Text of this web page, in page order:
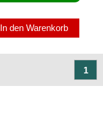
In den Warenkorb
1